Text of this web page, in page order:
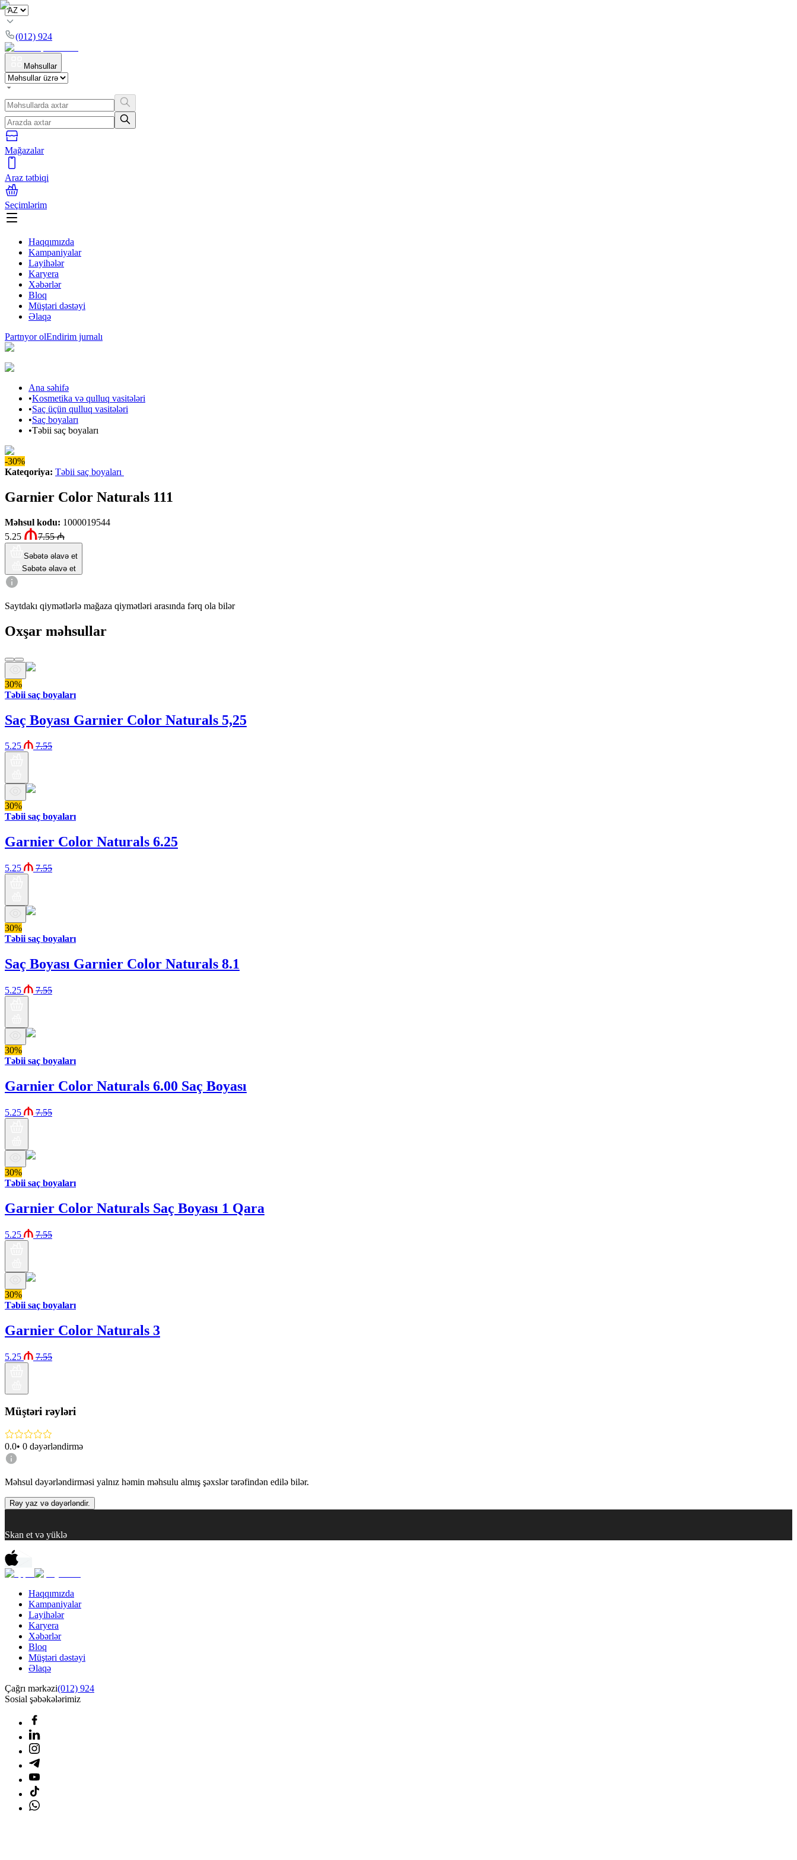
(012) 924
Məhsullar
Mağazalar
Araz tətbiqi
Seçimlərim
Haqqımızda
Kampaniyalar
Layihələr
Karyera
Xəbərlər
Bloq
Müştəri dəstəyi
Əlaqə
Partnyor olEndirim jurnalı
Ana səhifə
•Kosmetika və qulluq vasitələri
•Saç üçün qulluq vasitələri
•Saç boyaları
•Təbii saç boyaları
-30%
Kateqoriya: Təbii saç boyaları
Garnier Color Naturals 111
Məhsul kodu: 1000019544
5.25
7.55₼
Səbətə əlavə et
Səbətə əlavə et
Saytdakı qiymətlərlə mağaza qiymətləri arasında fərq ola bilər
Oxşar məhsullar
30%
Təbii saç boyaları
Saç Boyası Garnier Color Naturals 5,25
5.25 7.55
30%
Təbii saç boyaları
Garnier Color Naturals 6.25
5.25 7.55
30%
Təbii saç boyaları
Saç Boyası Garnier Color Naturals 8.1
5.25 7.55
30%
Təbii saç boyaları
Garnier Color Naturals 6.00 Saç Boyası
5.25 7.55
30%
Təbii saç boyaları
Garnier Color Naturals Saç Boyası 1 Qara
5.25 7.55
30%
Təbii saç boyaları
Garnier Color Naturals 3
5.25 7.55
Müştəri rəyləri
0.0• 0 dəyərləndirmə
Məhsul dəyərləndirməsi yalnız həmin məhsulu almış şəxslər tərəfindən edilə bilər.
Rəy yaz və dəyərləndir.
Skan et və yüklə
Haqqımızda
Kampaniyalar
Layihələr
Karyera
Xəbərlər
Bloq
Müştəri dəstəyi
Əlaqə
Çağrı mərkəzi(012) 924
Sosial şəbəkələrimiz